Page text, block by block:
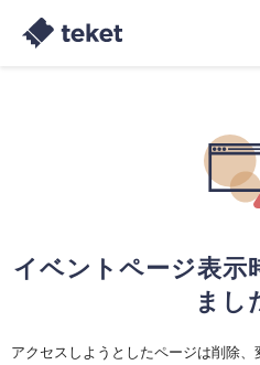
イベントページ表示
まし
アクセスしようとしたページは削除